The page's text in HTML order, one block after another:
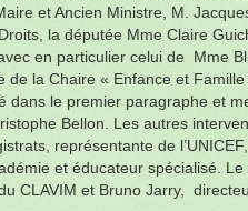
et Ancien Ministre, M.
la députée Mme Claire
en particulier celui de Mme
de la Chaire « Enfance et Famille
dans le premier paragraphe et
Bellon. Les autres
représentante de
et éducateur spécialisé.
CLAVIM et Bruno Jarry,